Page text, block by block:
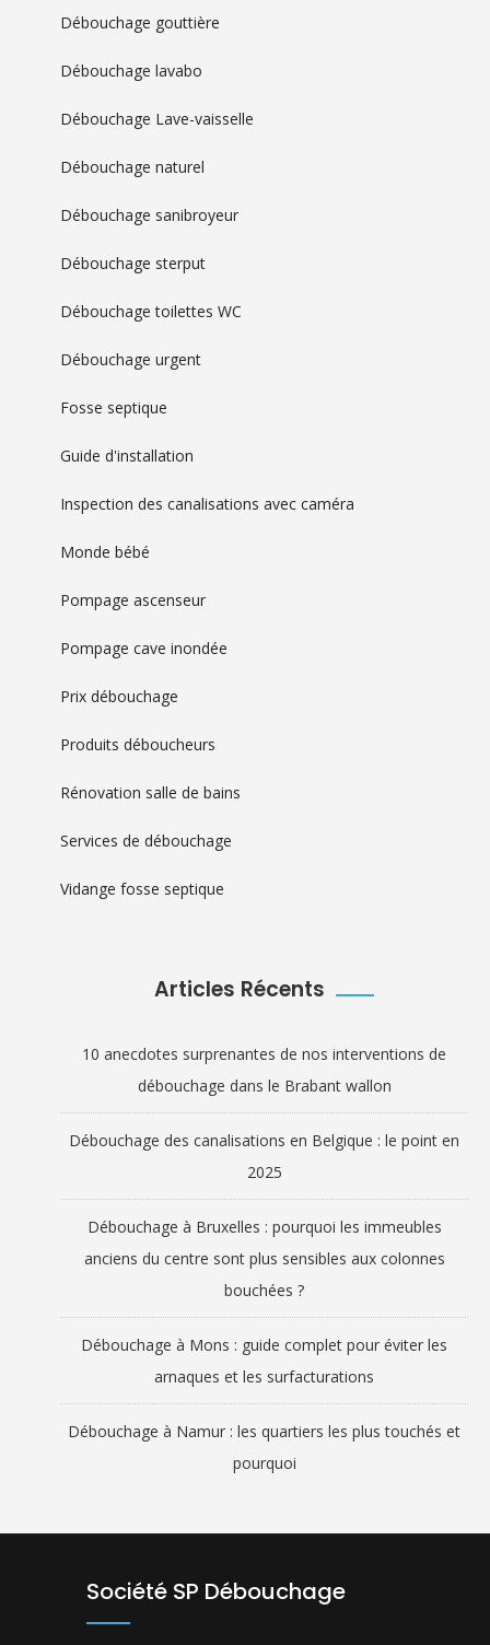
Débouchage gouttière
Débouchage lavabo
Débouchage Lave-vaisselle
Débouchage naturel
Débouchage sanibroyeur
Débouchage sterput
Débouchage toilettes WC
Débouchage urgent
Fosse septique
Guide d'installation
Inspection des canalisations avec caméra
Monde bébé
Pompage ascenseur
Pompage cave inondée
Prix débouchage
Produits déboucheurs
Rénovation salle de bains
Services de débouchage
Vidange fosse septique
Articles Récents
10 anecdotes surprenantes de nos interventions de
débouchage dans le Brabant wallon
Débouchage des canalisations en Belgique : le point en
2025
Débouchage à Bruxelles : pourquoi les immeubles
anciens du centre sont plus sensibles aux colonnes
bouchées ?
Débouchage à Mons : guide complet pour éviter les
arnaques et les surfacturations
Débouchage à Namur : les quartiers les plus touchés et
pourquoi
Société SP Débouchage